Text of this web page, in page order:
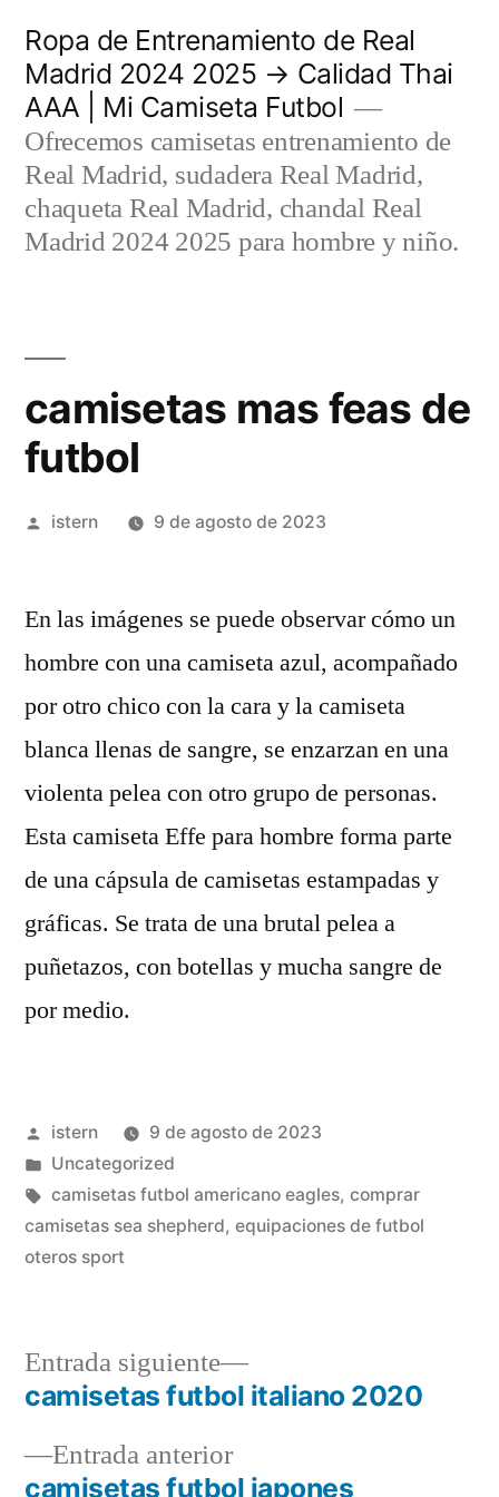
contenido
Ropa de Entrenamiento de Real
Madrid 2024 2025 → Calidad Thai
AAA | Mi Camiseta Futbol
Ofrecemos camisetas entrenamiento de
Real Madrid, sudadera Real Madrid,
chaqueta Real Madrid, chandal Real
Madrid 2024 2025 para hombre y niño.
camisetas mas feas de
futbol
Publicado
istern 9 de agosto de 2023
En las imágenes se puede observar cómo un
hombre con una camiseta azul, acompañado
por otro chico con la cara y la camiseta
blanca llenas de sangre, se enzarzan en una
violenta pelea con otro grupo de personas.
Esta camiseta Effe para hombre forma parte
de una cápsula de camisetas estampadas y
gráficas. Se trata de una brutal pelea a
puñetazos, con botellas y mucha sangre de
por medio.
Publicado
por
istern
9 de agosto de 2023
Publicado
en
Uncategorized
Etiquetas:
camisetas futbol americano eagles, comprar
camisetas sea shepherd, equipaciones de futbol
oteros sport
Navegación
deEntrada anteriorEntrada
anterior:
camisetas futbol japones
Entrada siguiente
Entrada
siguiente:
camisetas futbol italiano 2020